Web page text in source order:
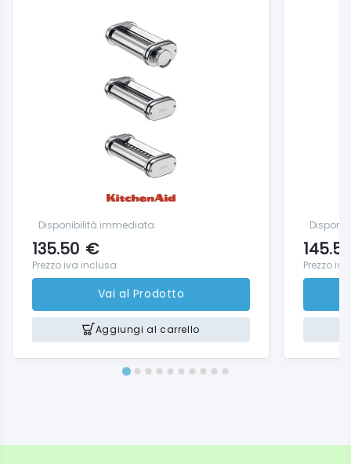
Disponibilità immediata
135.50 €
Prezzo iva inclusa
Vai al Prodotto
Aggiungi al carrello
145.50
Prezzo